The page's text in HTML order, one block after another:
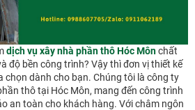
dịch vụ xây nhà phần thô Hóc Mônchất
độ bền công trình? Vậy thì đơn vị thiết kế
chọn dành cho bạn. Chúng tôi là công ty
thô tại Hóc Môn, mang đến công trình
an toàn cho khách hàng. Với châm ngôn